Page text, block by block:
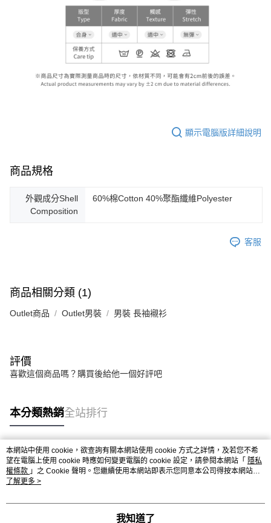
顯示電腦版詳細說明
商品規格
外觀成分Shell
Composition
60%棉Cotton 40%聚酯纖維Polyester
客服
商品相關分類 (1)
Outlet商品 Outlet男裝 男裝 長袖襯衫
評價
喜歡這個商品嗎？購買後給他一個好評吧
本分類熱銷全站排行
熱門標籤
本網站中使用 cookie，欲查詢有關本網站使用 cookie 方式之詳情，及若您不希
望在電腦上使用 cookie 時應如何變更電腦的 cookie 設定，請參閱本網站「 隱私
權條款 」之 Cookie 聲明。您繼續使用本網站即表示您同意本公司得按本網站使
用條款之 Cookie 聲明使用 cookie。
了解更多 >
我知道了